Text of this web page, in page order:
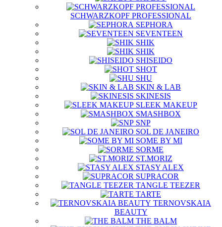
SCHWARZKOPF PROFESSIONAL
SEPHORA
SEVENTEEN
SHIK
SHIK
SHISEIDO
SHOT
SHU
SKIN & LAB
SKINESIS
SLEEK MAKEUP
SMASHBOX
SNP
SOL DE JANEIRO
SOME BY MI
SORME
ST.MORIZ
STASY ALEX
SUPRACOR
TANGLE TEEZER
TARTE
TERNOVSKAIA
BEAUTY
THE BALM